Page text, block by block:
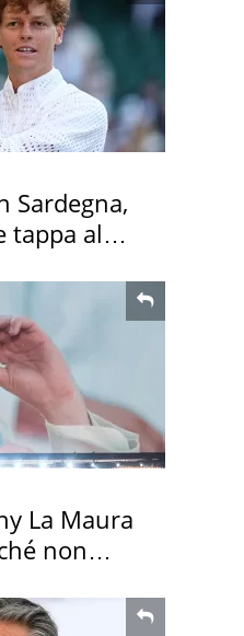
Sardegna,
tappa al
La Maura
non